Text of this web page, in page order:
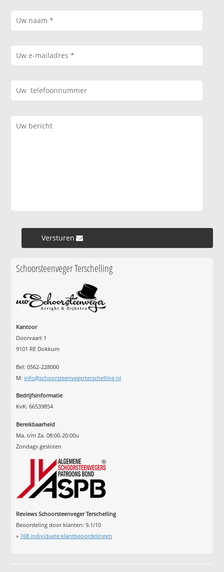
Versturen »
Schoorsteenveger Terschelling
Kantoor
Doorvaart 1
9101 RE Dokkum
Bel: 0562-228000
M: info@schoorsteenvegerterschelling.nl
Bedrijfsinformatie
KvK: 66539854
Bereikbaarheid
Ma. t/m Za. 08:00-20:00u
Zondags gesloten
Reviews Schoorsteenveger Terschelling
Beoordeling door klanten:9.1/10
» 168 individuele klantbeoordelingen